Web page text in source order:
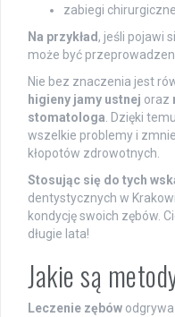
zabiegi
Na przykład , jeśli pojawi
może być
Nie bez znaczenia jest
higieny jamy ustnej oraz
stomatologa . Dzięki
wszelkie problemy i
kłopotów zdrowotnych.
Stosując się do tych
dentystycznych w
kondycję swoich zębów.
długie lata!
Jakie są
Leczenie zębów